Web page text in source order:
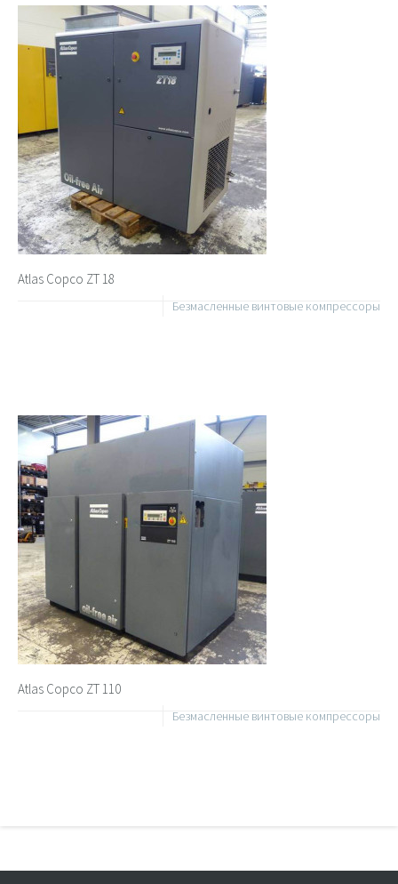
Atlas Copco ZT 18
Безмасленные винтовые компрессоры
Atlas Copco ZT 110
Безмасленные винтовые компрессоры